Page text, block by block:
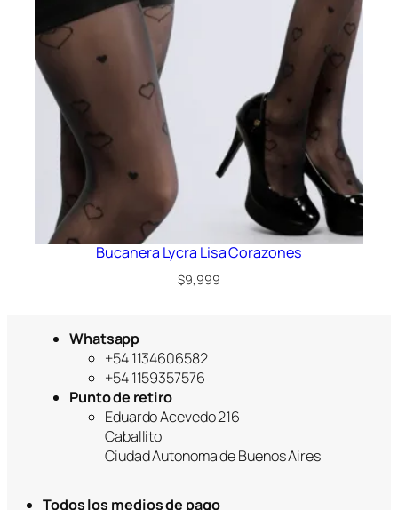
Bucanera Lycra Lisa Corazones
$9,999
Whatsapp
+54 1134606582
+54 1159357576
Punto de retiro
Eduardo Acevedo 216
Caballito
Ciudad Autonoma de Buenos Aires
Todos los medios de pago